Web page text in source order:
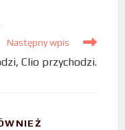
Następny wpis
Clio przychodzi.